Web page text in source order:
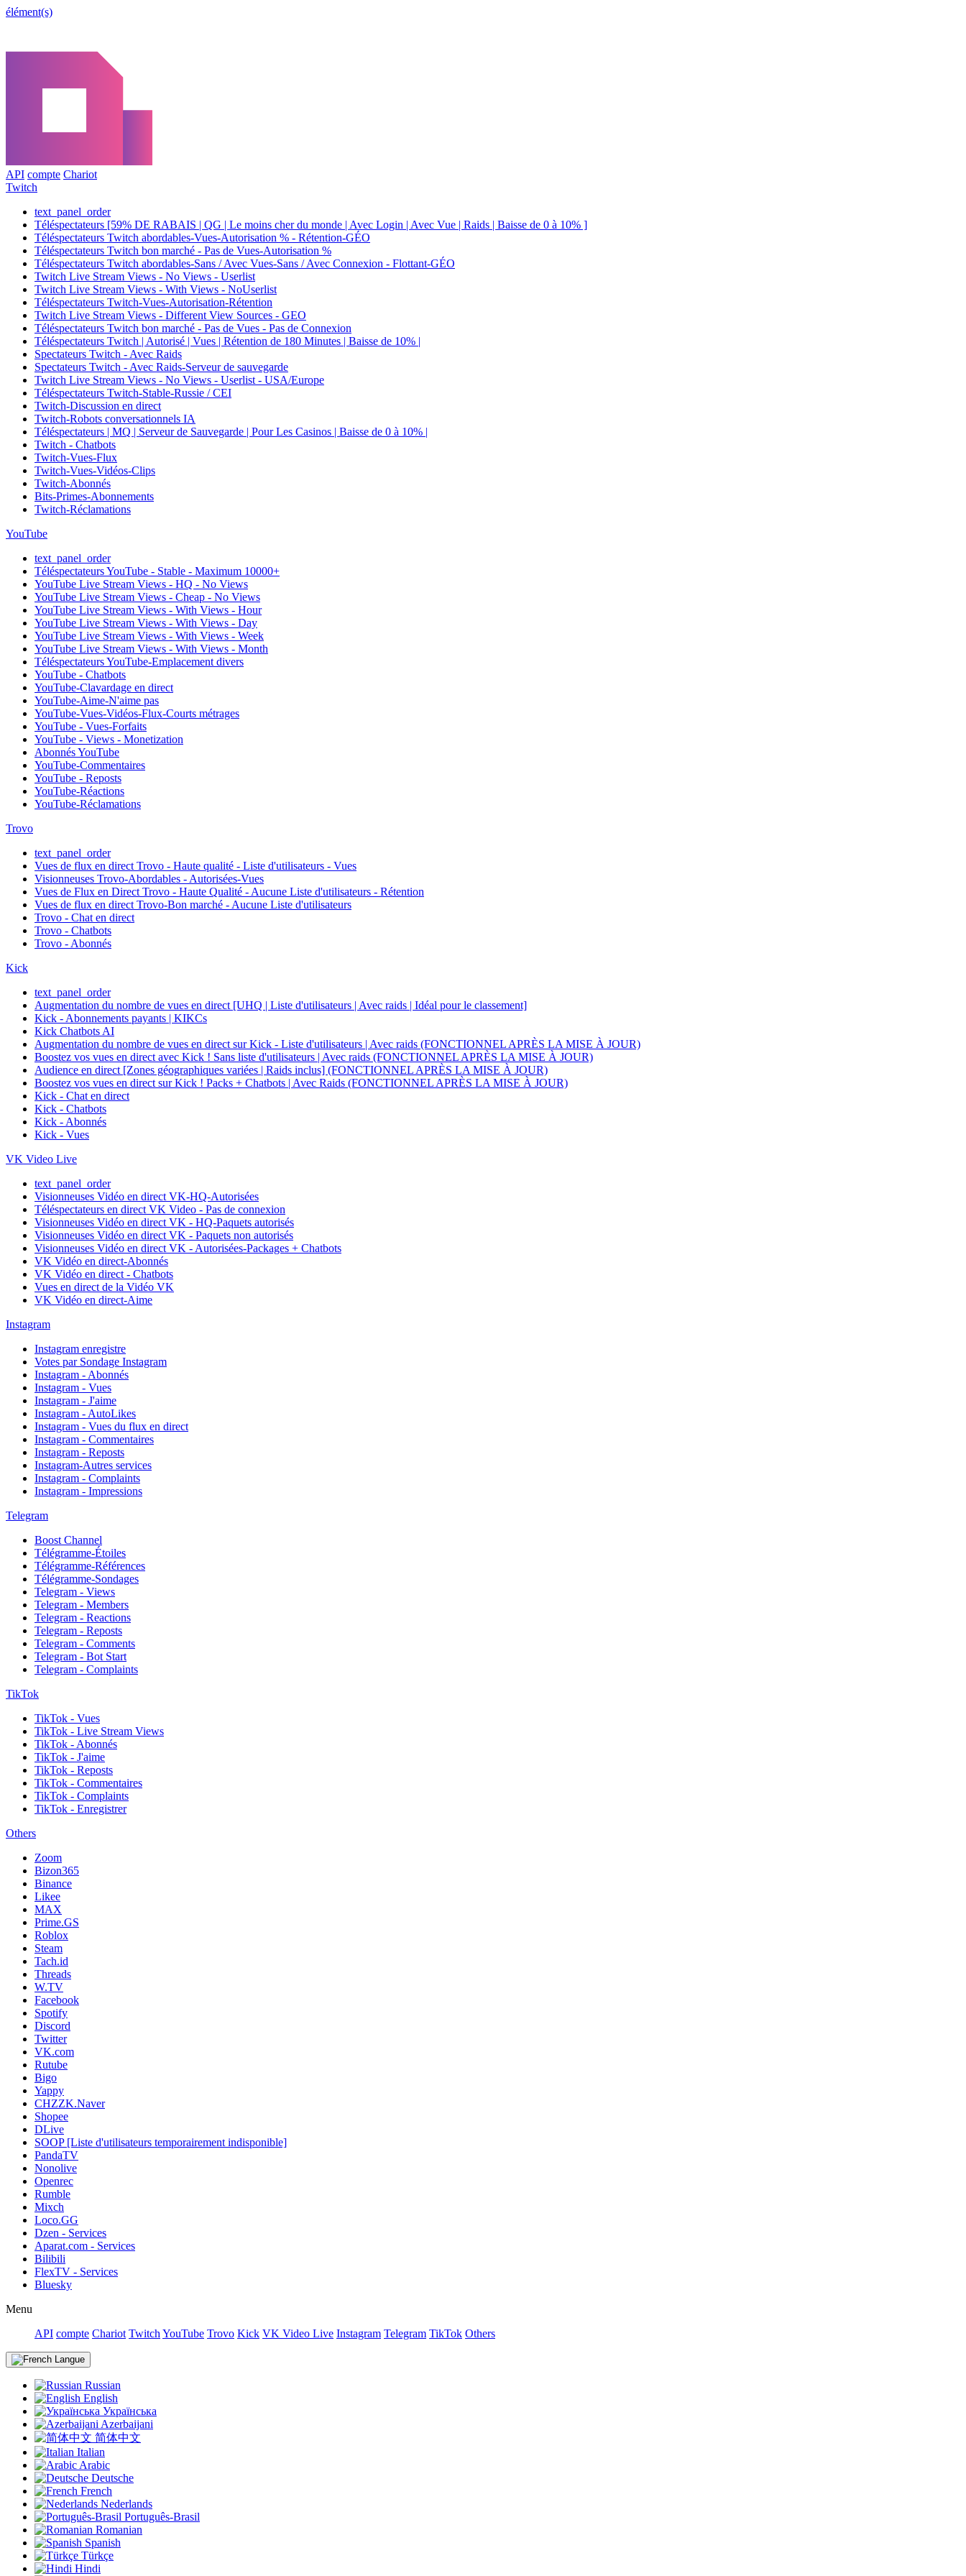
élément(s)
API compte Chariot
Twitch
text_panel_order
Téléspectateurs [59% DE RABAIS | QG | Le moins cher du monde | Avec Login | Avec Vue | Raids | Baisse de 0 à 10% ]
Téléspectateurs Twitch abordables-Vues-Autorisation % - Rétention-GÉO
Téléspectateurs Twitch bon marché - Pas de Vues-Autorisation %
Téléspectateurs Twitch abordables-Sans / Avec Vues-Sans / Avec Connexion - Flottant-GÉO
Twitch Live Stream Views - No Views - Userlist
Twitch Live Stream Views - With Views - NoUserlist
Téléspectateurs Twitch-Vues-Autorisation-Rétention
Twitch Live Stream Views - Different View Sources - GEO
Téléspectateurs Twitch bon marché - Pas de Vues - Pas de Connexion
Téléspectateurs Twitch | Autorisé | Vues | Rétention de 180 Minutes | Baisse de 10% |
Spectateurs Twitch - Avec Raids
Spectateurs Twitch - Avec Raids-Serveur de sauvegarde
Twitch Live Stream Views - No Views - Userlist - USA/Europe
Téléspectateurs Twitch-Stable-Russie / CEI
Twitch-Discussion en direct
Twitch-Robots conversationnels IA
Téléspectateurs | MQ | Serveur de Sauvegarde | Pour Les Casinos | Baisse de 0 à 10% |
Twitch - Chatbots
Twitch-Vues-Flux
Twitch-Vues-Vidéos-Clips
Twitch-Abonnés
Bits-Primes-Abonnements
Twitch-Réclamations
YouTube
text_panel_order
Téléspectateurs YouTube - Stable - Maximum 10000+
YouTube Live Stream Views - HQ - No Views
YouTube Live Stream Views - Cheap - No Views
YouTube Live Stream Views - With Views - Hour
YouTube Live Stream Views - With Views - Day
YouTube Live Stream Views - With Views - Week
YouTube Live Stream Views - With Views - Month
Téléspectateurs YouTube-Emplacement divers
YouTube - Chatbots
YouTube-Clavardage en direct
YouTube-Aime-N'aime pas
YouTube-Vues-Vidéos-Flux-Courts métrages
YouTube - Vues-Forfaits
YouTube - Views - Monetization
Abonnés YouTube
YouTube-Commentaires
YouTube - Reposts
YouTube-Réactions
YouTube-Réclamations
Trovo
text_panel_order
Vues de flux en direct Trovo - Haute qualité - Liste d'utilisateurs - Vues
Visionneuses Trovo-Abordables - Autorisées-Vues
Vues de Flux en Direct Trovo - Haute Qualité - Aucune Liste d'utilisateurs - Rétention
Vues de flux en direct Trovo-Bon marché - Aucune Liste d'utilisateurs
Trovo - Chat en direct
Trovo - Chatbots
Trovo - Abonnés
Kick
text_panel_order
Augmentation du nombre de vues en direct [UHQ | Liste d'utilisateurs | Avec raids | Idéal pour le classement]
Kick - Abonnements payants | KIKCs
Kick Chatbots AI
Augmentation du nombre de vues en direct sur Kick - Liste d'utilisateurs | Avec raids (FONCTIONNEL APRÈS LA MISE À JOUR)
Boostez vos vues en direct avec Kick ! Sans liste d'utilisateurs | Avec raids (FONCTIONNEL APRÈS LA MISE À JOUR)
Audience en direct [Zones géographiques variées | Raids inclus] (FONCTIONNEL APRÈS LA MISE À JOUR)
Boostez vos vues en direct sur Kick ! Packs + Chatbots | Avec Raids (FONCTIONNEL APRÈS LA MISE À JOUR)
Kick - Chat en direct
Kick - Chatbots
Kick - Abonnés
Kick - Vues
VK Video Live
text_panel_order
Visionneuses Vidéo en direct VK-HQ-Autorisées
Téléspectateurs en direct VK Video - Pas de connexion
Visionneuses Vidéo en direct VK - HQ-Paquets autorisés
Visionneuses Vidéo en direct VK - Paquets non autorisés
Visionneuses Vidéo en direct VK - Autorisées-Packages + Chatbots
VK Vidéo en direct-Abonnés
VK Vidéo en direct - Chatbots
Vues en direct de la Vidéo VK
VK Vidéo en direct-Aime
Instagram
Instagram enregistre
Votes par Sondage Instagram
Instagram - Abonnés
Instagram - Vues
Instagram - J'aime
Instagram - AutoLikes
Instagram - Vues du flux en direct
Instagram - Commentaires
Instagram - Reposts
Instagram-Autres services
Instagram - Complaints
Instagram - Impressions
Telegram
Boost Channel
Télégramme-Étoiles
Télégramme-Références
Télégramme-Sondages
Telegram - Views
Telegram - Members
Telegram - Reactions
Telegram - Reposts
Telegram - Comments
Telegram - Bot Start
Telegram - Complaints
TikTok
TikTok - Vues
TikTok - Live Stream Views
TikTok - Abonnés
TikTok - J'aime
TikTok - Reposts
TikTok - Commentaires
TikTok - Complaints
TikTok - Enregistrer
Others
Zoom
Bizon365
Binance
Likee
MAX
Prime.GS
Roblox
Steam
Tach.id
Threads
W.TV
Facebook
Spotify
Discord
Twitter
VK.com
Rutube
Bigo
Yappy
CHZZK.Naver
Shopee
DLive
SOOP [Liste d'utilisateurs temporairement indisponible]
PandaTV
Nonolive
Openrec
Rumble
Mixch
Loco.GG
Dzen - Services
Aparat.com - Services
Bilibili
FlexTV - Services
Bluesky
Menu
API compte Chariot Twitch YouTube Trovo Kick VK Video Live Instagram Telegram TikTok Others
Langue
Russian
English
Українська
Azerbaijani
简体中文
Italian
Arabic
Deutsche
French
Nederlands
Português-Brasil
Romanian
Spanish
Türkçe
Hindi